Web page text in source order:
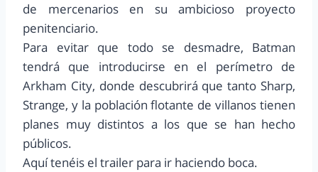
de mercenarios en su ambicioso proyecto
penitenciario.
Para evitar que todo se desmadre, Batman
tendrá que introducirse en el perímetro de
Arkham City, donde descubrirá que tanto Sharp,
Strange, y la población flotante de villanos tienen
planes muy distintos a los que se han hecho
públicos.
Aquí tenéis el trailer para ir haciendo boca.